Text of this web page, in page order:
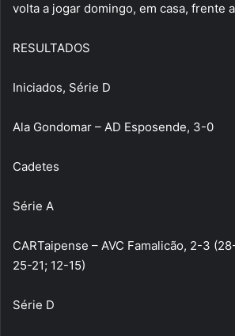
volta a jogar domingo, em casa, frente
RESULTADOS
Iniciados, Série D
Ala Gondomar – AD Esposende, 3-0
Cadetes
Série A
CARTaipense – AVC Famalicão, 2-3
25-21; 12-15)
Série D